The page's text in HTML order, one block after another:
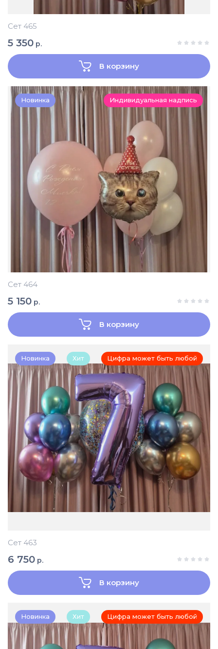
Сет 465
5 350 р.
В корзину
Новинка Индивидуальная надпись
Сет 464
5 150 р.
В корзину
Новинка Хит Цифра может быть любой
Сет 463
6 750 р.
В корзину
Новинка Хит Цифра может быть любой